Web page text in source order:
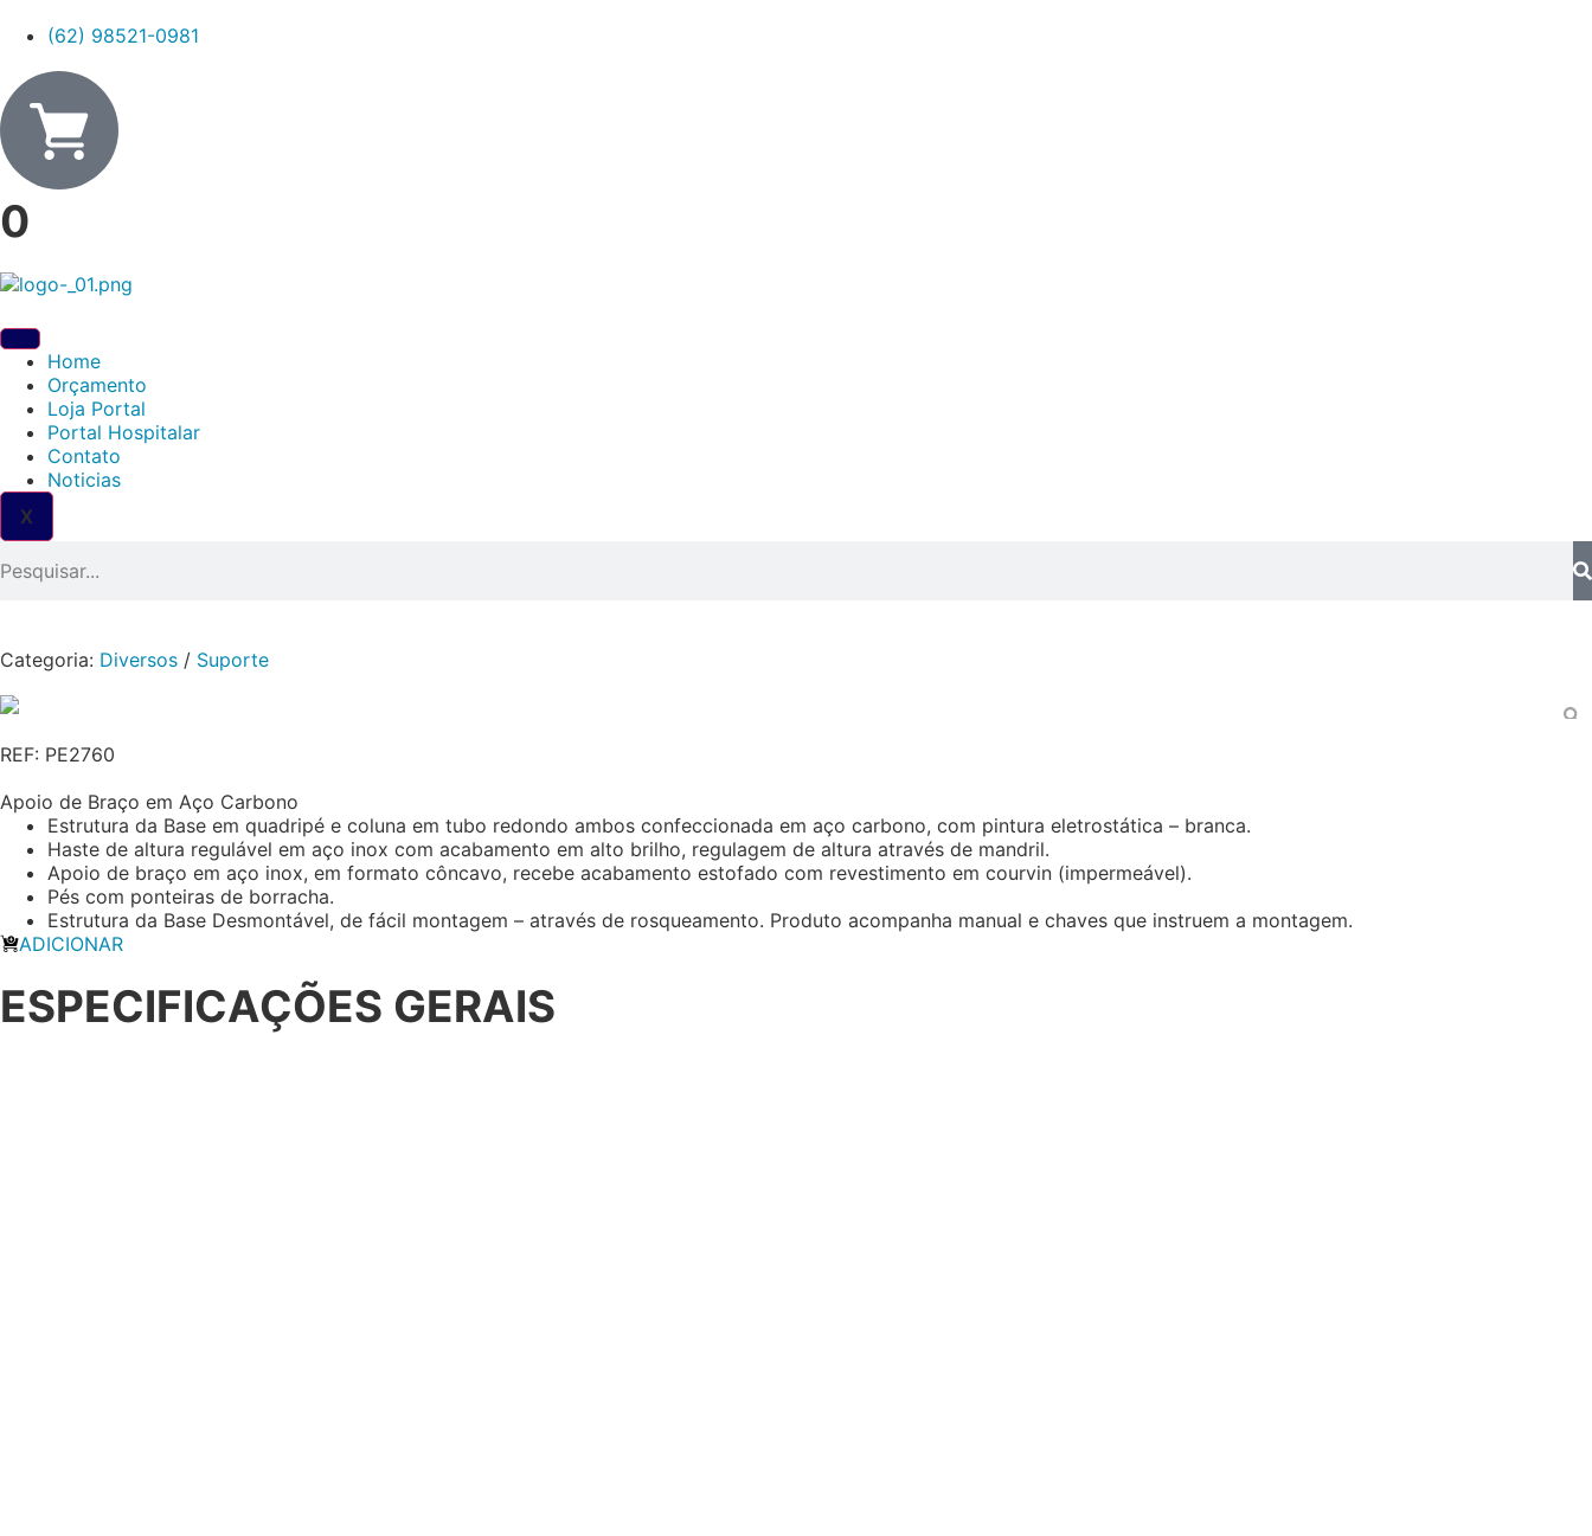
(62) 98521-0981
0
Home
Orçamento
Loja Portal
Portal Hospitalar
Contato
Noticias
X
Categoria: Diversos / Suporte
REF: PE2760
Apoio de Braço em Aço Carbono
Estrutura da Base em quadripé e coluna em tubo redondo ambos confeccionada em aço carbono, com pintura eletrostática – branca.
Haste de altura regulável em aço inox com acabamento em alto brilho, regulagem de altura através de mandril.
Apoio de braço em aço inox, em formato côncavo, recebe acabamento estofado com revestimento em courvin (impermeável).
Pés com ponteiras de borracha.
Estrutura da Base Desmontável, de fácil montagem – através de rosqueamento. Produto acompanha manual e chaves que instruem a montagem.
ADICIONAR
ESPECIFICAÇÕES GERAIS